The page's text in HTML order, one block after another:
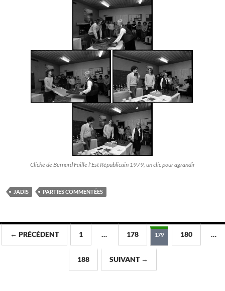
Cliché de Bernard Faille l'Est Républicain 1979, un clic pour agrandir
JADIS PARTIES COMMENTÉES
Navigation
des
← PRÉCÉDENT 1 … 178 179 180 …
188 SUIVANT →